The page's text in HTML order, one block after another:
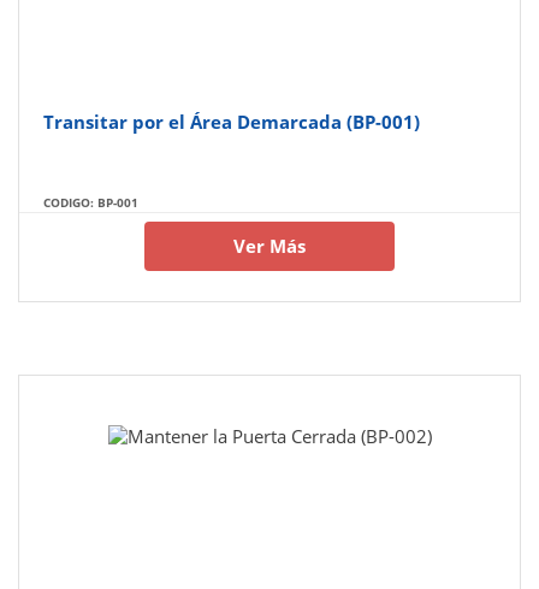
Transitar por el Área Demarcada (BP-001)
CODIGO: BP-001
Ver Más